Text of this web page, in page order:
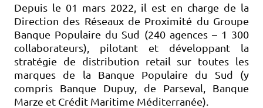
Depuis le 01 mars 2022, il est en charge de la
Direction des Réseaux de Proximité du Groupe
Banque Populaire du Sud (240 agences – 1 300
collaborateurs), pilotant et développant la
stratégie de distribution retail sur toutes les
marques de la Banque Populaire du Sud (y
compris Banque Dupuy, de Parseval, Banque
Marze et Crédit Maritime Méditerranée).